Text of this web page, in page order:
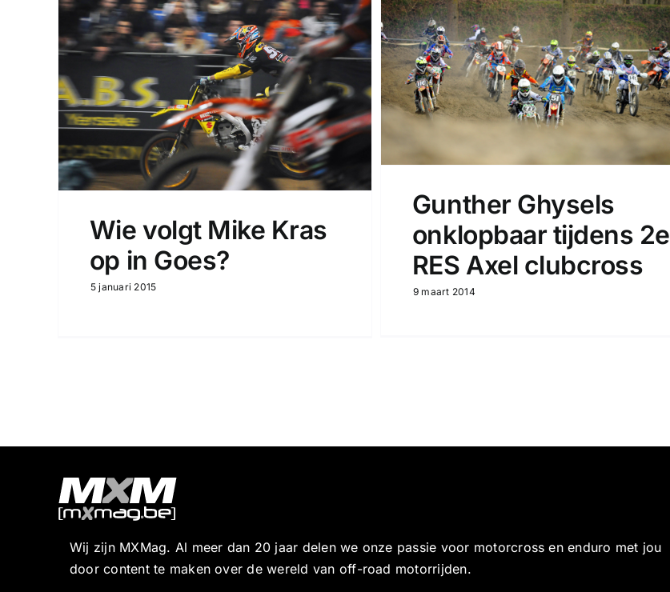
Wie volgt Mike Kras
op in Goes?
5 januari 2015
Gunther Ghysels
onklopbaar tijdens 2e
RES Axel clubcross
9 maart 2014
Wij zijn MXMag. Al meer dan 20 jaar delen we onze passie voor motorcross en enduro met jou
door content te maken over de wereld van off-road motorrijden.